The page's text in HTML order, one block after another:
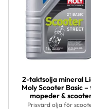
2-taktsolja mineral
Moly Scooter Basic
mopeder &
Prisvärd olja för